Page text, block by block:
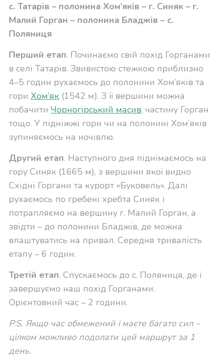
с. Татарів – полонина Хом’яків – г. Синяк – г.
Малий Горган – полонина Бладжів – с.
Поляниця
Перший етап. Починаємо свій похід Горганами
в селі Татарів. Звивистою стежкою приблизно
4–5 годин рухаємось до полонини Хом’яків та
гори Хом’як(1542 м). З її вершини можна
побачити Чорногірський масив, частину Горган
тощо. У підніжжі гори чи на полонині Хом’яків
зупиняємось на ночівлю.
Другий етап. Наступного дня піднімаємось на
гору Синяк (1665 м), з вершини якої видно
Східні Горгани та курорт «Буковель». Далі
рухаємось по гребені хребта Синяк і
потрапляємо на вершину г. Малий Горган, а
звідти – до полонини Бладжів, де можна
влаштуватись на привал. Середня тривалість
етапу – 6 годин.
Третій етап. Спускаємось до с. Поляниця, де і
завершуємо наш похід Горганами.
Орієнтовний час – 2 години.
P.S. Якщо час обмежений і маєте багато сил –
цілком можливо подолати цей маршрут за 1
день.